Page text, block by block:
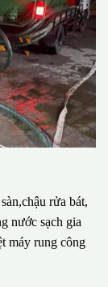
rửa bát,
nước sạch gia
máy rung công